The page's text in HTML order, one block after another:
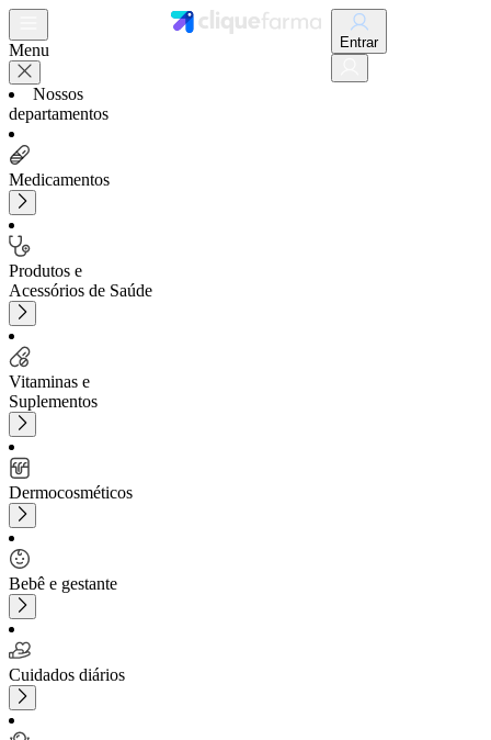
Menu
Nossos
departamentos
Medicamentos
Produtos e
Acessórios de Saúde
Vitaminas e
Suplementos
Dermocosméticos
Bebê e gestante
Cuidados diários
Entrar